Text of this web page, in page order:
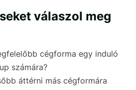
válaszol meg
cégforma egy induló
számára?
áttérni más cégformára